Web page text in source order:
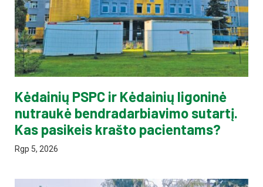
Kėdainių PSPC ir Kėdainių ligoninė
nutraukė bendradarbiavimo sutartį.
Kas pasikeis krašto pacientams?
Rgp 5, 2026